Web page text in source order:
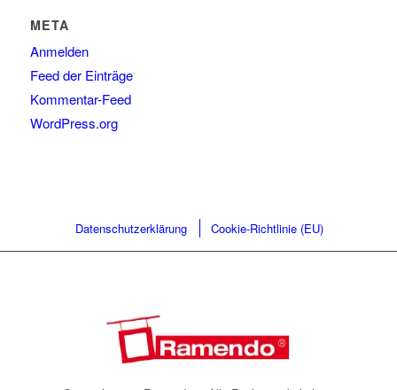
META
Anmelden
Feed der Einträge
Kommentar-Feed
WordPress.org
Datenschutzerklärung Cookie-Richtlinie (EU)